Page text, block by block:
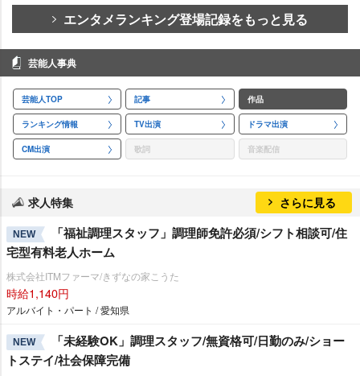
エンタメランキング登場記録をもっと見る
芸能人事典
芸能人TOP 記事 作品
ランキング情報 TV出演 ドラマ出演
CM出演 歌詞 音楽配信
求人特集 さらに見る
NEW
「福祉調理スタッフ」調理師免許必須/シフト相談可/住
宅型有料老人ホーム
株式会社ITMファーマ/きずなの家こうた
時給1,140円
アルバイト・パート / 愛知県
NEW
「未経験OK」調理スタッフ/無資格可/日勤のみ/ショー
トステイ/社会保障完備